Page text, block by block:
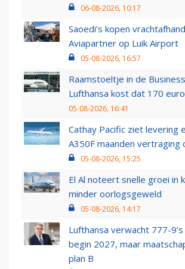
06-08-2026, 10:17
Saoedi’s kopen
Aviapartner op Luik Airport
05-08-2026, 16:57
Raamstoeltje in de
Lufthansa kost dat 170
05-08-2026, 16:41
Cathay Pacific ziet levering
A350F maanden vertraging
05-08-2026, 15:25
El Al noteert snelle groei in
minder oorlogsgeweld
05-08-2026, 14:17
Lufthansa verwacht 777-
begin 2027, maar
plan B